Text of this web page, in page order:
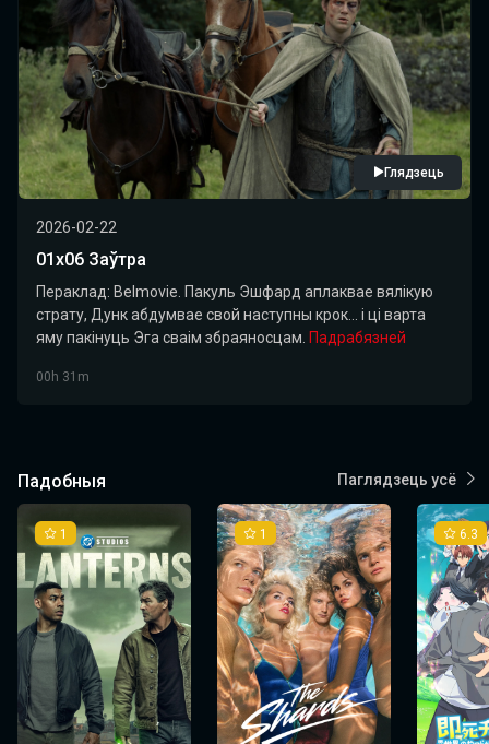
Глядзець
2026-02-22
01х06 Заўтра
Пераклад: Belmovie. Пакуль Эшфард аплаквае вялікую
страту, Дунк абдумвае свой наступны крок... і ці варта
яму пакінуць Эга сваім збраяносцам. Падрабязней
00h 31m
Падобныя Паглядзець усё
1 1 6.3